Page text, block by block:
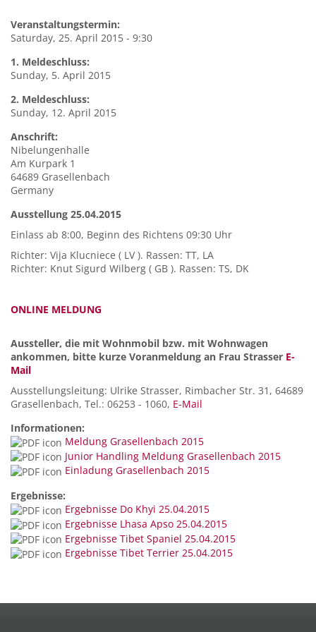
Veranstaltungstermin:
Saturday, 25. April 2015 - 9:30
1. Meldeschluss:
Sunday, 5. April 2015
2. Meldeschluss:
Sunday, 12. April 2015
Anschrift:
Nibelungenhalle
Am Kurpark 1
64689 Grasellenbach
Germany
Ausstellung 25.04.2015
Einlass ab 8:00, Beginn des Richtens 09:30 Uhr
Richter: Vija Klucniece ( LV ). Rassen: TT, LA
Richter: Knut Sigurd Wilberg ( GB ). Rassen: TS, DK
ONLINE MELDUNG
Aussteller, die mit Wohnmobil bzw. mit Wohnwagen
ankommen, bitte kurze Voranmeldung an Frau Strasser E-
Mail
Ausstellungsleitung: Ulrike Strasser, Rimbacher Str. 31, 64689
Grasellenbach, Tel.: 06253 - 1060, E-Mail
Informationen:
Meldung Grasellenbach 2015
Junior Handling Meldung Grasellenbach 2015
Einladung Grasellenbach 2015
Ergebnisse:
Ergebnisse Do Khyi 25.04.2015
Ergebnisse Lhasa Apso 25.04.2015
Ergebnisse Tibet Spaniel 25.04.2015
Ergebnisse Tibet Terrier 25.04.2015